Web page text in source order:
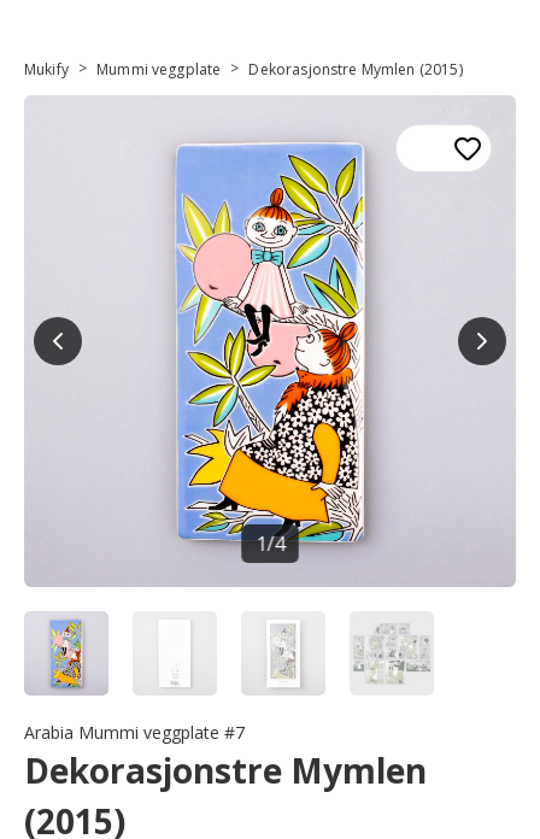
Mukify > Mummi veggplate > Dekorasjonstre Mymlen (2015)
1/4
Arabia Mummi veggplate #7
Dekorasjonstre Mymlen
(2015)